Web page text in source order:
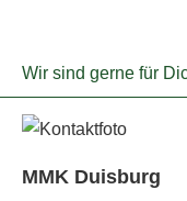
Wir sind gerne für
MMK Duisburg